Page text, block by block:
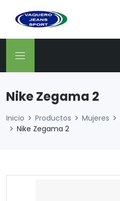
Nike Zegama 2
Inicio Productos Mujeres
Nike Zegama 2